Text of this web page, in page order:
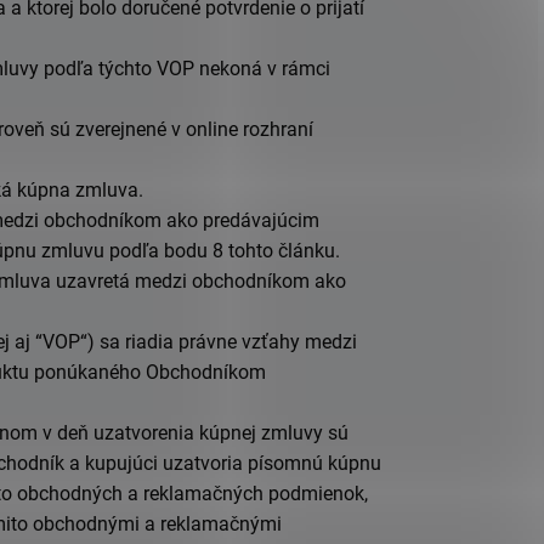
ktorej bolo doručené potvrdenie o prijatí
podľa týchto VOP nekoná v rámci
sú zverejnené v online rozhraní
kúpna zmluva.
obchodníkom ako predávajúcim
zmluvu podľa bodu 8 tohto článku.
uzavretá medzi obchodníkom ako
aj “VOP“) sa riadia právne vzťahy medzi
ponúkaného Obchodníkom
v deň uzatvorenia kúpnej zmluvy sú
a kupujúci uzatvoria písomnú kúpnu
obchodných a reklamačných podmienok,
obchodnými a reklamačnými